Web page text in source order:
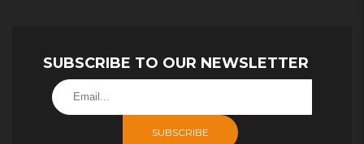
SUBSCRIBE TO OUR NEWSLETTER
SUBSCRIBE